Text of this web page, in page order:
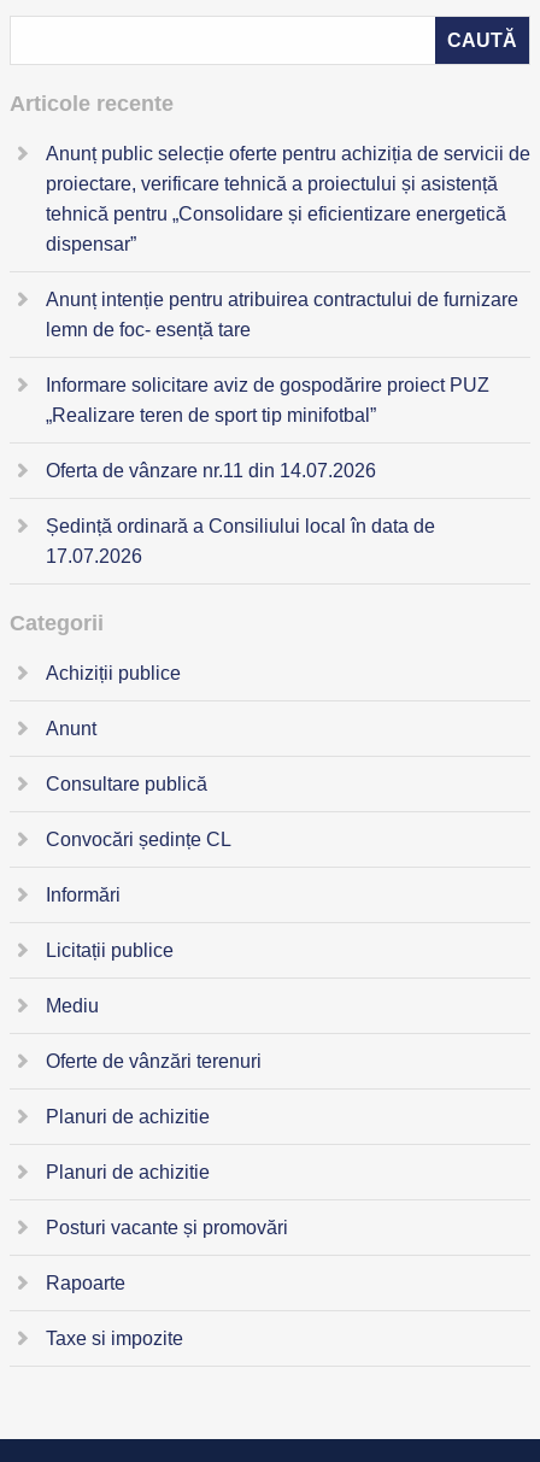
Articole recente
Anunț public selecție oferte pentru achiziția de servicii de
proiectare, verificare tehnică a proiectului și asistență
tehnică pentru „Consolidare și eficientizare energetică
dispensar”
Anunț intenție pentru atribuirea contractului de furnizare
lemn de foc- esență tare
Informare solicitare aviz de gospodărire proiect PUZ
„Realizare teren de sport tip minifotbal”
Oferta de vânzare nr.11 din 14.07.2026
Ședință ordinară a Consiliului local în data de
17.07.2026
Categorii
Achiziții publice
Anunt
Consultare publică
Convocări ședințe CL
Informări
Licitații publice
Mediu
Oferte de vânzări terenuri
Planuri de achizitie
Planuri de achizitie
Posturi vacante și promovări
Rapoarte
Taxe si impozite